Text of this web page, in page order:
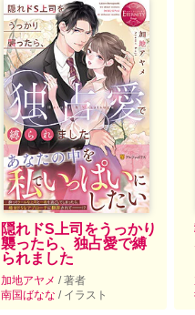
隠れドS上司をうっかり
襲ったら、独占愛で縛
られました
加地アヤメ / 著者
南国ばなな / イラスト